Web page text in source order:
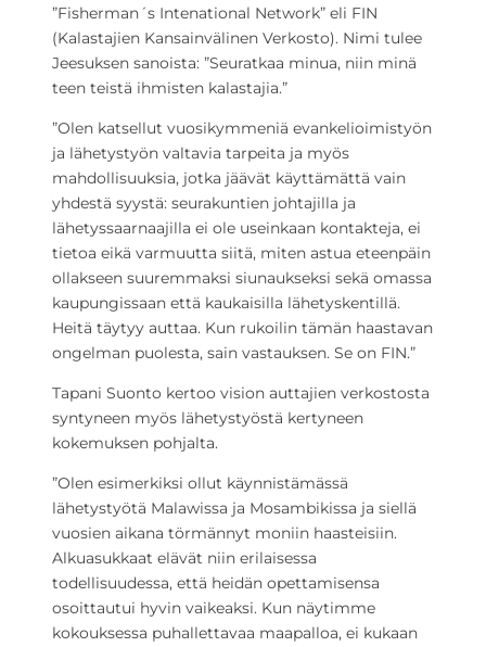
”Fisherman´s Intenational Network” eli FIN
(Kalastajien Kansainvälinen Verkosto). Nimi tulee
Jeesuksen sanoista: ”Seuratkaa minua, niin minä
teen teistä ihmisten kalastajia.”
”Olen katsellut vuosikymmeniä evankelioimistyön
ja lähetystyön valtavia tarpeita ja myös
mahdollisuuksia, jotka jäävät käyttämättä vain
yhdestä syystä: seurakuntien johtajilla ja
lähetyssaarnaajilla ei ole useinkaan kontakteja, ei
tietoa eikä varmuutta siitä, miten astua eteenpäin
ollakseen suuremmaksi siunaukseksi sekä omassa
kaupungissaan että kaukaisilla lähetyskentillä.
Heitä täytyy auttaa. Kun rukoilin tämän haastavan
ongelman puolesta, sain vastauksen. Se on FIN.”
Tapani Suonto kertoo vision auttajien verkostosta
syntyneen myös lähetystyöstä kertyneen
kokemuksen pohjalta.
”Olen esimerkiksi ollut käynnistämässä
lähetystyötä Malawissa ja Mosambikissa ja siellä
vuosien aikana törmännyt moniin haasteisiin.
Alkuasukkaat elävät niin erilaisessa
todellisuudessa, että heidän opettamisensa
osoittautui hyvin vaikeaksi. Kun näytimme
kokouksessa puhallettavaa maapalloa, ei kukaan